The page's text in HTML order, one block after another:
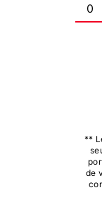
**
de